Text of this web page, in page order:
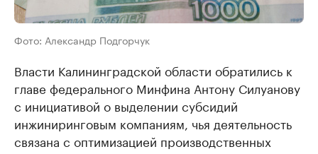
Фото: Александр Подгорчук
Власти Калининградской области обратились к
главе федерального Минфина Антону Силуанову
с инициативой о выделении субсидий
инжиниринговым компаниям, чья деятельность
связана с оптимизацией производственных